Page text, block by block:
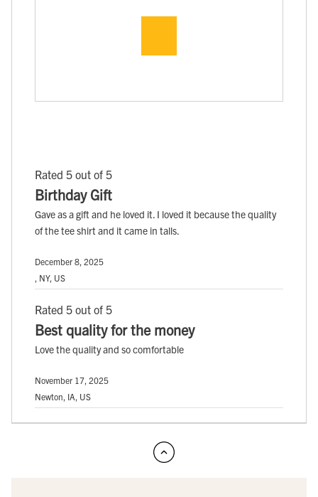
Rated 5 out of 5
Birthday Gift
Gave as a gift and he loved it. I loved it because the quality
of the tee shirt and it came in talls.
December 8, 2025
, NY, US
Rated 5 out of 5
Best quality for the money
Love the quality and so comfortable
November 17, 2025
Newton, IA, US